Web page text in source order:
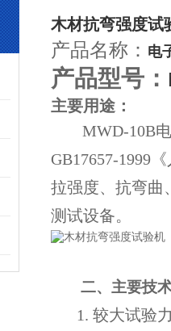
木材抗弯强度试
产品名称： 电
产品型号：
主要用途：
MWD-10B
GB17657-1999
拉强度、抗弯曲
测试设备。
二、 主要技
1. 较大试验